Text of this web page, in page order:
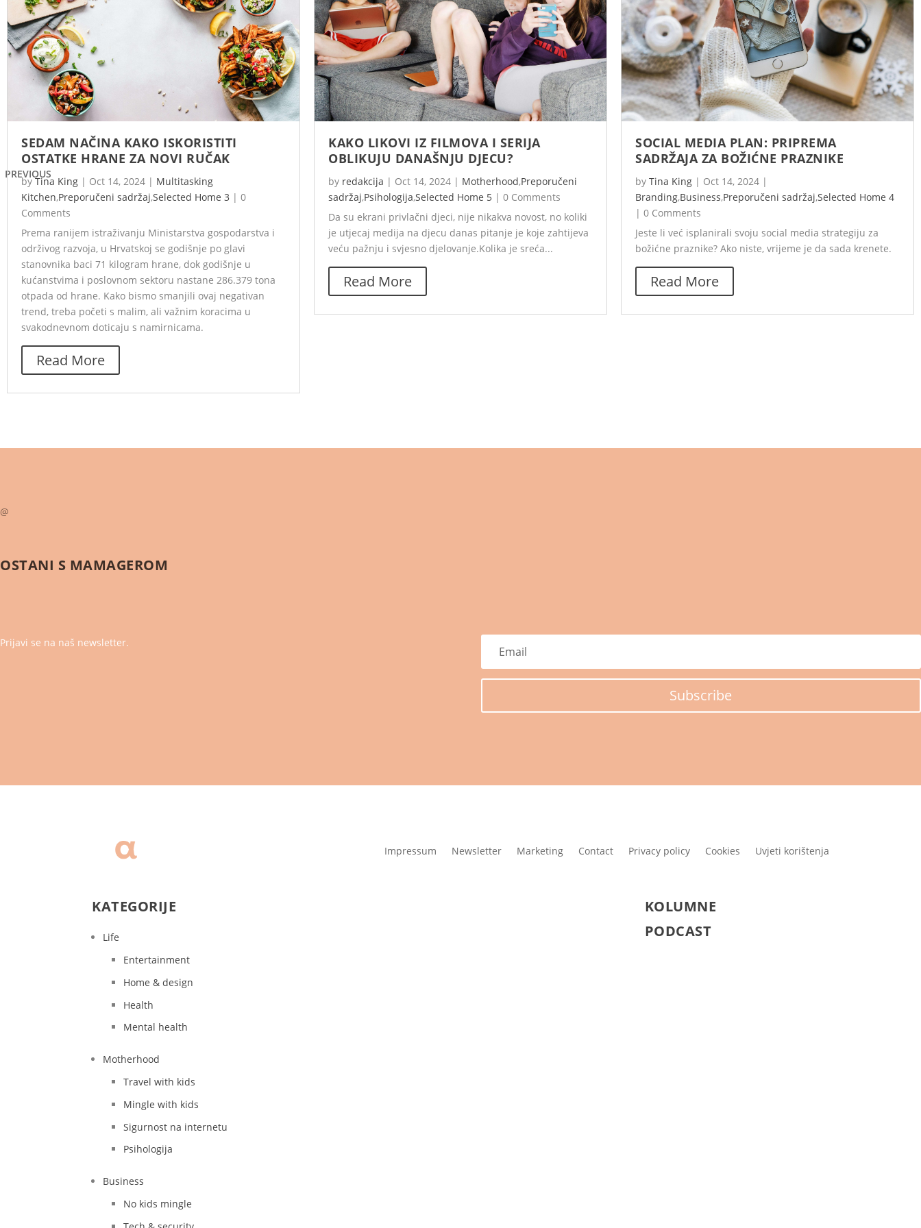
PREVIOUS
SEDAM NAČINA KAKO ISKORISTITI
OSTATKE HRANE ZA NOVI RUČAK
by Tina King | Oct 14, 2024 | Multitasking
Kitchen,Preporučeni sadržaj,Selected Home 3 | 0
Comments
Prema ranijem istraživanju Ministarstva gospodarstva i
održivog razvoja, u Hrvatskoj se godišnje po glavi
stanovnika baci 71 kilogram hrane, dok godišnje u
kućanstvima i poslovnom sektoru nastane 286.379 tona
otpada od hrane. Kako bismo smanjili ovaj negativan
trend, treba početi s malim, ali važnim koracima u
svakodnevnom doticaju s namirnicama.
Read More
KAKO LIKOVI IZ FILMOVA I SERIJA
OBLIKUJU DANAŠNJU DJECU?
by redakcija | Oct 14, 2024 | Motherhood,Preporučeni
sadržaj,Psihologija,Selected Home 5 | 0 Comments
Da su ekrani privlačni djeci, nije nikakva novost, no koliki
je utjecaj medija na djecu danas pitanje je koje zahtijeva
veću pažnju i svjesno djelovanje.Kolika je sreća...
Read More
SOCIAL MEDIA PLAN: PRIPREMA
SADRŽAJA ZA BOŽIĆNE PRAZNIKE
by Tina King | Oct 14, 2024 |
Branding,Business,Preporučeni sadržaj,Selected Home 4
| 0 Comments
Jeste li već isplanirali svoju social media strategiju za
božićne praznike? Ako niste, vrijeme je da sada krenete.
Read More
@
OSTANI S MAMAGEROM
Prijavi se na naš newsletter.
Subscribe
Impressum Newsletter Marketing Contact Privacy policy Cookies Uvjeti korištenja
KATEGORIJE
Life
Entertainment
Home & design
Health
Mental health
Motherhood
Travel with kids
Mingle with kids
Sigurnost na internetu
Psihologija
Business
No kids mingle
KOLUMNE
PODCAST